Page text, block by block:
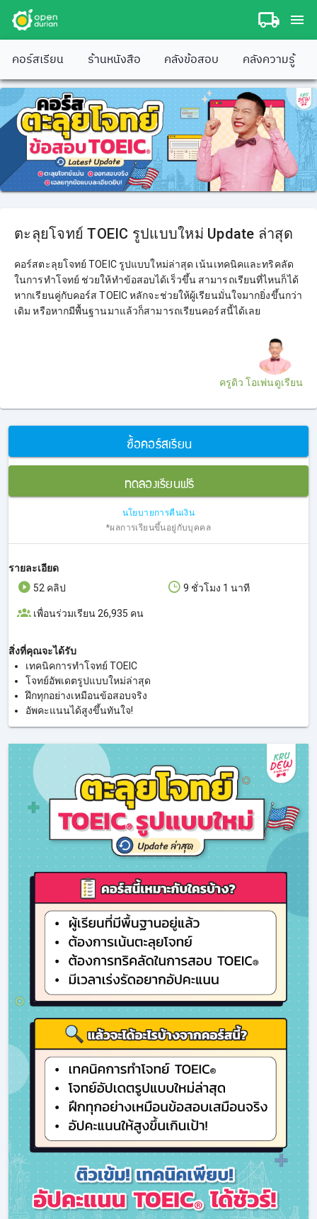
คอร์สเรียน ร้านหนังสือ คลังข้อสอบ คลังความรู้
ตะลุยโจทย์ TOEIC รูปแบบใหม่ Update ล่าสุด
คอร์สตะลุยโจทย์ TOEIC รูปแบบใหม่ล่าสุด เน้นเทคนิคและทริคลัด
ในการทำโจทย์ ช่วยให้ทำข้อสอบได้เร็วขึ้น สามารถเรียนที่ไหนก็ได้
หากเรียนคู่กับคอร์ส TOEIC หลักจะช่วยให้ผู้เรียนมั่นใจมากยิ่งขึ้นกว่า
เดิม หรือหากมีพื้นฐานมาแล้วก็สามารถเรียนคอร์สนี้ได้เลย
ครูดิว โอเพ่นดูเรียน
ซื้อคอร์สเรียน
ทดลองเรียนฟรี
นโยบายการคืนเงิน
*ผลการเรียนขึ้นอยู่กับบุคคล
รายละเอียด
52 คลิป
9 ชั่วโมง 1 นาที
เพื่อนร่วมเรียน 26,935 คน
สิ่งที่คุณจะได้รับ
เทคนิคการทำโจทย์ TOEIC
โจทย์อัพเดตรูปแบบใหม่ล่าสุด
ฝึกทุกอย่างเหมือนข้อสอบจริง
อัพคะแนนได้สูงขึ้นทันใจ!